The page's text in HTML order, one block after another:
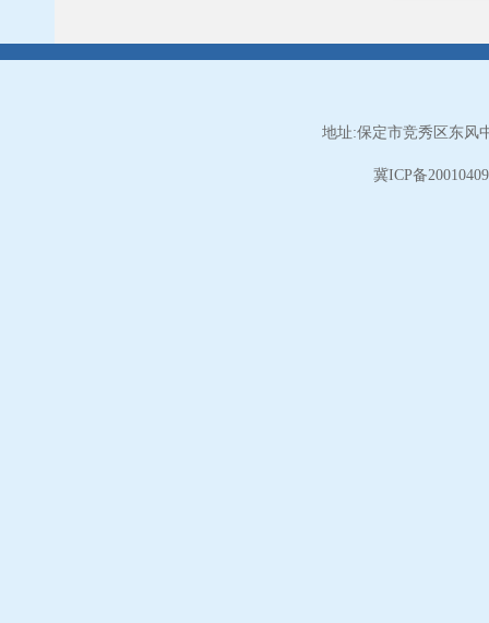
地址:保定市竞秀区东风
冀ICP备